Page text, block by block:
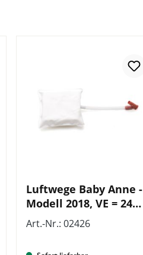
Luftwege Baby Anne -
Modell 2018, VE = 24
Stück
Art.-Nr.: 02426